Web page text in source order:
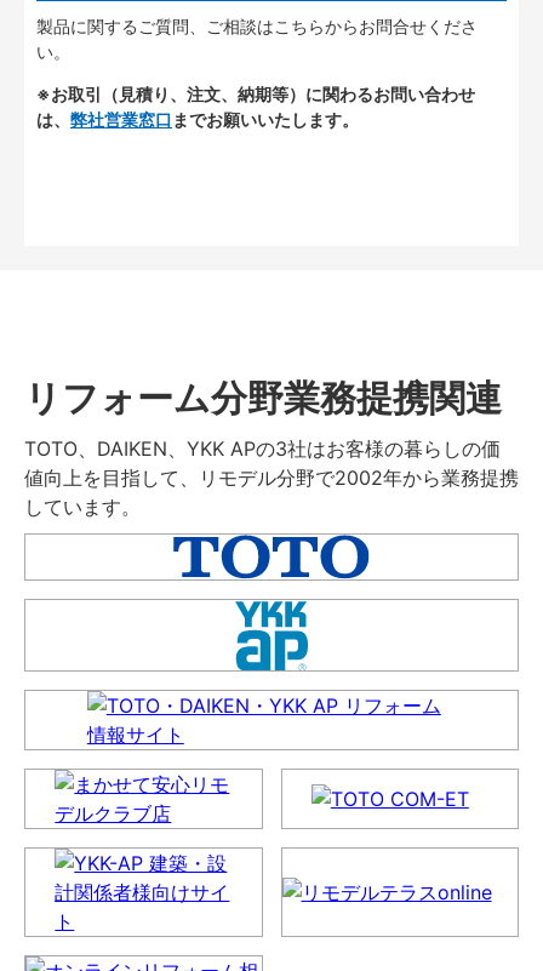
製品に関するご質問、ご相談はこちらからお問合せくださ
い。
※お取引（見積り、注文、納期等）に関わるお問い合わせ
は、 弊社営業窓口 までお願いいたします。
リフォーム分野業務提携関連
TOTO、DAIKEN、YKK APの3社はお客様の暮らしの価
値向上を目指して、リモデル分野で2002年から業務提携
しています。